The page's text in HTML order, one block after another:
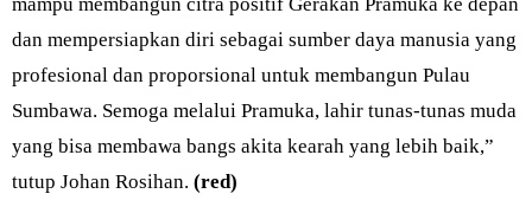
dan mempersiapkan diri sebagai sumber daya manusia yang
profesional dan proporsional untuk membangun Pulau
Sumbawa. Semoga melalui Pramuka, lahir tunas-tunas muda
yang bisa membawa bangs akita kearah yang lebih baik,”
tutup Johan Rosihan. (red)